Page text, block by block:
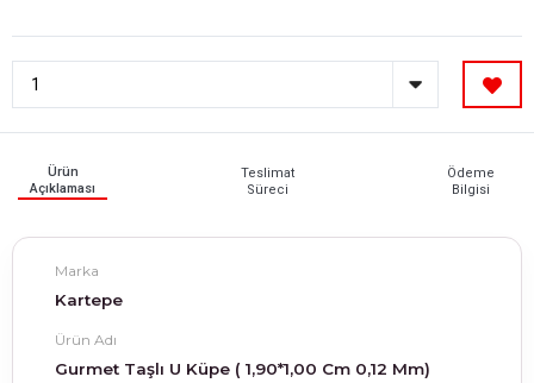
Ürün
Açıklaması
Teslimat
Süreci
Ödeme
Bilgisi
Marka
Kartepe
Ürün Adı
Gurmet Taşlı U Küpe ( 1,90*1,00 Cm 0,12 Mm)